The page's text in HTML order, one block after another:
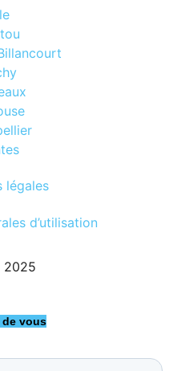
légales
d’utilisation
2025